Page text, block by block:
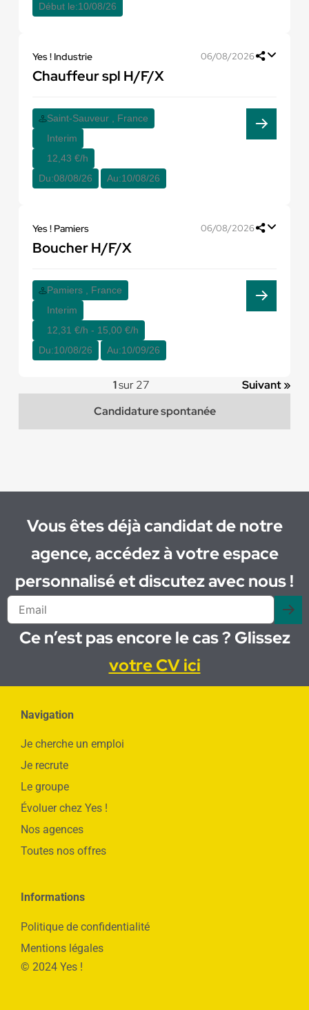
Début le:10/08/26
Yes ! Industrie 06/08/2026
Chauffeur spl H/F/X
Saint-Sauveur , France
Interim
12,43 €/h
Du:08/08/26 Au:10/08/26
Yes ! Pamiers 06/08/2026
Boucher H/F/X
Pamiers , France
Interim
12,31 €/h - 15,00 €/h
Du:10/08/26 Au:10/09/26
1sur 27
Suivant »
Candidature spontanée
Vous êtes déjà candidat de notre
agence, accédez à votre espace
personnalisé et discutez avec nous !
Ce n’est pas encore le cas ? Glissez
votre CV ici
Navigation
Je cherche un emploi
Je recrute
Le groupe
Évoluer chez Yes !
Nos agences
Toutes nos offres
Informations
Politique de confidentialité
Mentions légales
© 2024 Yes !